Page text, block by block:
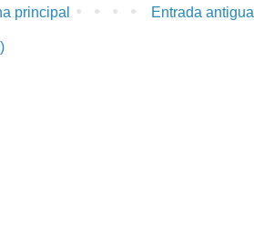
Entrada antigua
principal